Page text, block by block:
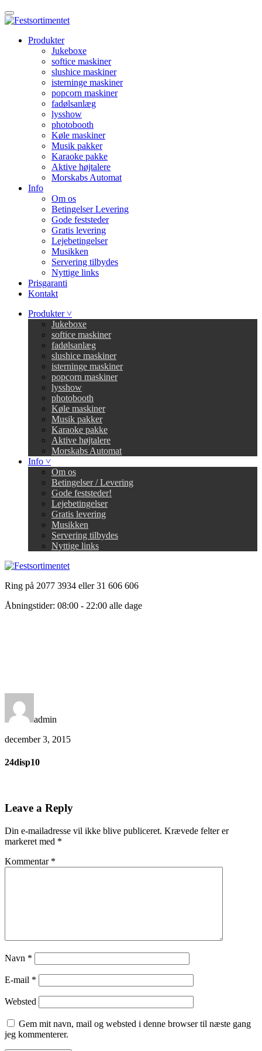
Produkter
Jukeboxe
softice maskiner
slushice maskiner
isterninge maskiner
popcorn maskiner
fadølsanlæg
lysshow
photobooth
Køle maskiner
Musik pakker
Karaoke pakke
Aktive højtalere
Morskabs Automat
Info
Om os
Betingelser Levering
Gode feststeder
Gratis levering
Lejebetingelser
Musikken
Servering tilbydes
Nyttige links
Prisgaranti
Kontakt
Produkter ˅
Jukeboxe
softice maskiner
fadølsanlæg
slushice maskiner
isterninge maskiner
popcorn maskiner
lysshow
photobooth
Køle maskiner
Musik pakker
Karaoke pakke
Aktive højtalere
Morskabs Automat
Info ˅
Om os
Betingelser / Levering
Gode feststeder!
Lejebetingelser
Gratis levering
Musikken
Servering tilbydes
Nyttige links
Ring på 2077 3934 eller 31 606 606
Åbningstider: 08:00 - 22:00 alle dage
admin
december 3, 2015
24disp10
Leave a Reply
Din e-mailadresse vil ikke blive publiceret. Krævede felter er
markeret med *
Kommentar *
Navn *
E-mail *
Websted
Gem mit navn, mail og websted i denne browser til næste gang
jeg kommenterer.